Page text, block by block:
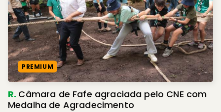
PREMIUM
R. Câmara de Fafe agraciada pelo CNE com
Medalha de Agradecimento